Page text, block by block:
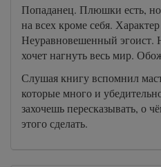
Попаданец. Плюшки есть,
на всех кроме себя.
Неуравновешенный эгоист.
хочет нагнуть весь мир.
Слушая книгу вспомнил
которые много и
захочешь пересказывать, о
этого сделать.